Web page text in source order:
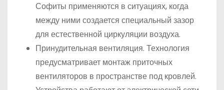
Софиты применяются в ситуациях, когда
между ними создается специальный зазор
для естественной циркуляции воздуха.
Принудительная вентиляция. Технология
предусматривает монтаж приточных
вентиляторов в пространстве под кровлей.